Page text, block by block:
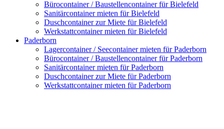
Bürocontainer / Baustellencontainer für Bielefeld
Sanitärcontainer mieten für Bielefeld
Duschcontainer zur Miete für Bielefeld
Werkstattcontainer mieten für Bielefeld
Paderborn
Lagercontainer / Seecontainer mieten für Paderborn
Bürocontainer / Baustellencontainer für Paderborn
Sanitärcontainer mieten für Paderborn
Duschcontainer zur Miete für Paderborn
Werkstattcontainer mieten für Paderborn